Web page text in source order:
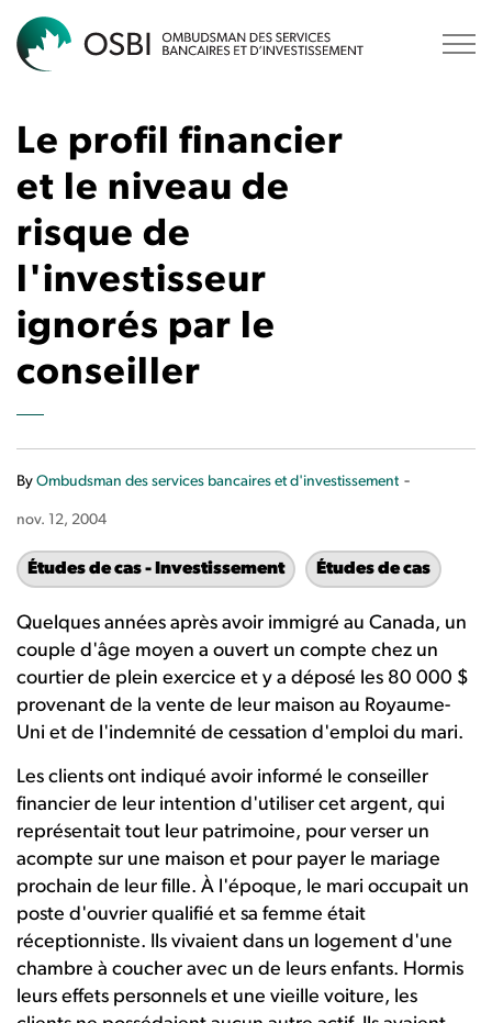
Le profil financier
et le niveau de
risque de
l'investisseur
ignorés par le
conseiller
By Ombudsman des services bancaires et d'investissement -
nov. 12, 2004
Études de cas - Investissement Études de cas
Quelques années après avoir immigré au Canada, un
couple d'âge moyen a ouvert un compte chez un
courtier de plein exercice et y a déposé les 80 000 $
provenant de la vente de leur maison au Royaume-
Uni et de l'indemnité de cessation d'emploi du mari.
Les clients ont indiqué avoir informé le conseiller
financier de leur intention d'utiliser cet argent, qui
représentait tout leur patrimoine, pour verser un
acompte sur une maison et pour payer le mariage
prochain de leur fille. À l'époque, le mari occupait un
poste d'ouvrier qualifié et sa femme était
réceptionniste. Ils vivaient dans un logement d'une
chambre à coucher avec un de leurs enfants. Hormis
leurs effets personnels et une vieille voiture, les